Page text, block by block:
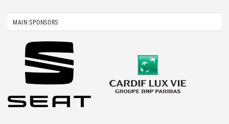
MAIN SPONSORS